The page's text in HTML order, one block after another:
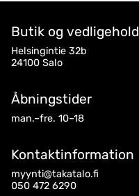
Butik og
Helsingintie 32b
24100 Salo
Åbningstider
man.–fre. 10–18
Kontaktinformation
myynti@takatalo.fi
050 472 6290